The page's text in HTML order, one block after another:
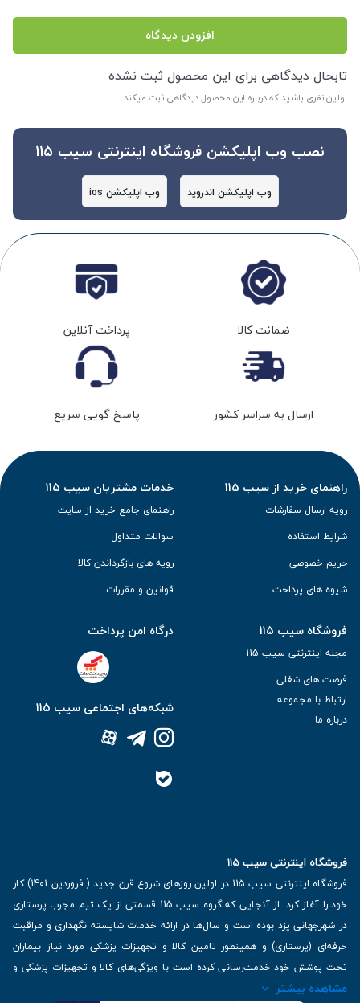
افزودن دیدگاه
تابحال دیدگاهی برای این محصول ثبت نشده
اولین نفری باشید که درباره این محصول دیدگاهی ثبت میکند
نصب وب اپلیکشن فروشگاه اینترنتی سیب 115
وب اپلیکشن اندروید وب اپلیکشن ios
ضمانت کالا پرداخت آنلاین
ارسال به سراسر کشور پاسخ گویی سریع
راهنمای خرید از سیب 115
رویه ارسال سفارشات
شرایط استفاده
حریم خصوصی
شیوه های پرداخت
خدمات مشتریان سیب 115
راهنمای جامع خرید از سایت
سوالات متداول
رویه های بازگرداندن کالا
قوانین و مقررات
فروشگاه سیب 115
مجله اینترنتی سیب 115
فرصت های شغلی
ارتباط با مجموعه
درباره ما
درگاه امن پرداخت
شبکه‌های اجتماعی سیب 115
فروشگاه اینترنتی سیب 115
فروشگاه اینترنتی سیب 115 در اولین روزهای شروع قرن جدید ( فروردین 1401) کار
خود را آغاز کرد. از آنجایی که گروه سیب 115 قسمتی از یک تیم مجرب پرستاری
در شهرجهانی یزد بوده است و سال‌ها در ارائه خدمات شایسته نگهداری و مراقبت
حرفه‌ای (پرستاری) و همینطور تامین کالا و تجهیزات پزشکی مورد نیاز بیماران
تحت پوشش خود خدمت‌رسانی کرده است با ویژگی‌های کالا و تجهیزات پزشکی و
برترین برندهای موجود در بازار اطلاعات بسیار ارزشمندی را دارا می‌باشد
مشاهده بیشتر